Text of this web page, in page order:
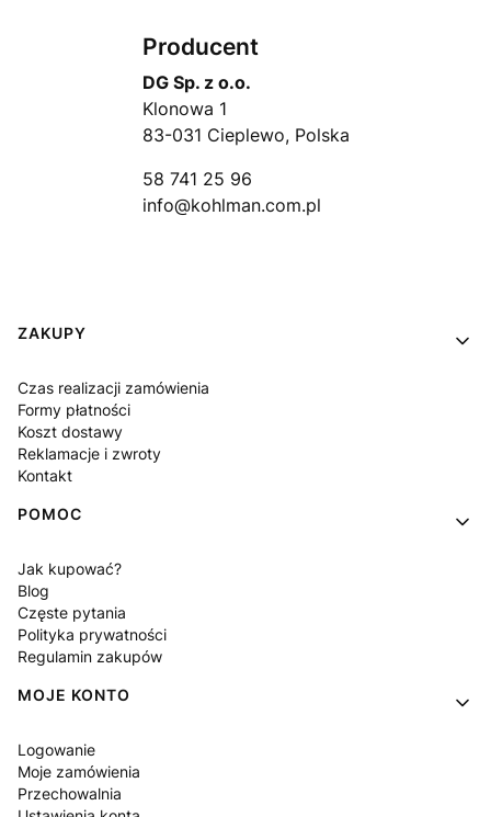
Producent
DG Sp. z o.o.
Klonowa 1
83-031 Cieplewo, Polska
58 741 25 96
info@kohlman.com.pl
Linki w stopce
ZAKUPY
Czas realizacji zamówienia
Formy płatności
Koszt dostawy
Reklamacje i zwroty
Kontakt
POMOC
Jak kupować?
Blog
Częste pytania
Polityka prywatności
Regulamin zakupów
MOJE KONTO
Logowanie
Moje zamówienia
Przechowalnia